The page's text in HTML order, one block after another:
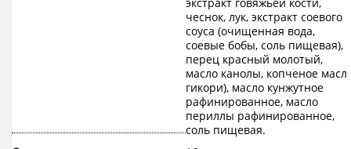
чеснок, лук, экстракт соевого
соуса (очищенная вода,
соевые бобы, соль пищевая),
перец красный молотый,
масло канолы, копченое
гикори), масло кунжутное
рафинированное, масло
периллы рафинированное,
соль пищевая.